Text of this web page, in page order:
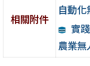
相關附件
自動
實
農業無